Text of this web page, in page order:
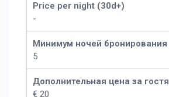
Price per night (30d+)
-
Минимум ночей бронирования
5
Дополнительная цена за гостя
€ 20